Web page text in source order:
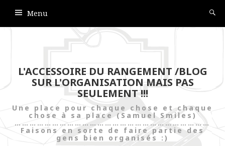
Menu
L'ACCESSOIRE DU RANGEMENT /BLOG
SUR L'ORGANISATION MAIS PAS
SEULEMENT !!!
Une place pour chaque chose et chaque
chose à sa place (Samuel Smiles)
……………………………………………………………………
Faisons en sorte de faire partie des
gens bien organisés :)